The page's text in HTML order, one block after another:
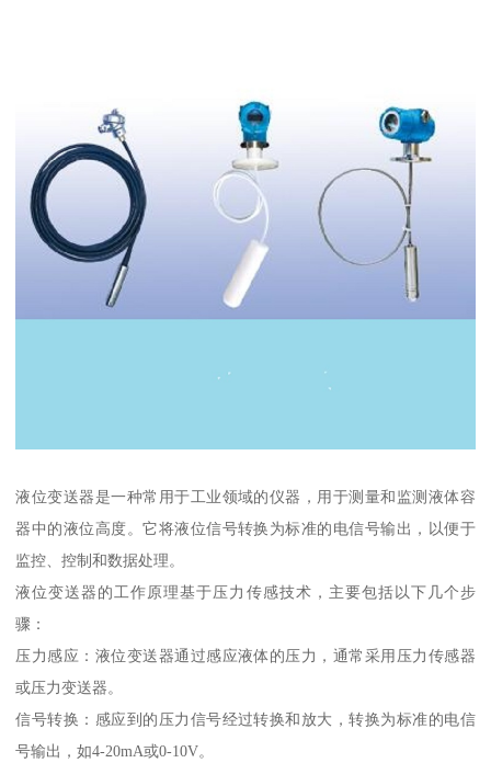
液位变送器是一种常用于工业领域的仪器，用于测量和监测液体容
器中的液位高度。它将液位信号转换为标准的电信号输出，以便于
监控、控制和数据处理。
液位变送器的工作原理基于压力传感技术，主要包括以下几个步
骤：
压力感应：液位变送器通过感应液体的压力，通常采用压力传感器
或压力变送器。
信号转换：感应到的压力信号经过转换和放大，转换为标准的电信
号输出，如4-20mA或0-10V。